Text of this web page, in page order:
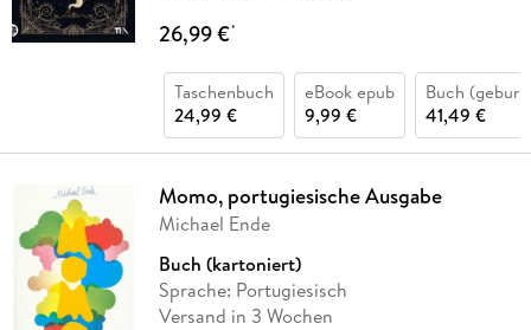
26,99 €*
Taschenbuch
24,99 €
eBook epub
9,99 €
Buch
41,49 €
Momo, portugiesische Ausgabe
Michael Ende
Buch (kartoniert)
Sprache: Portugiesisch
Versand in 3 Wochen